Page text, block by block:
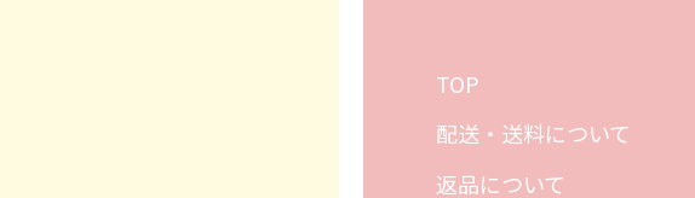
TOP
配送・送料について
返品について